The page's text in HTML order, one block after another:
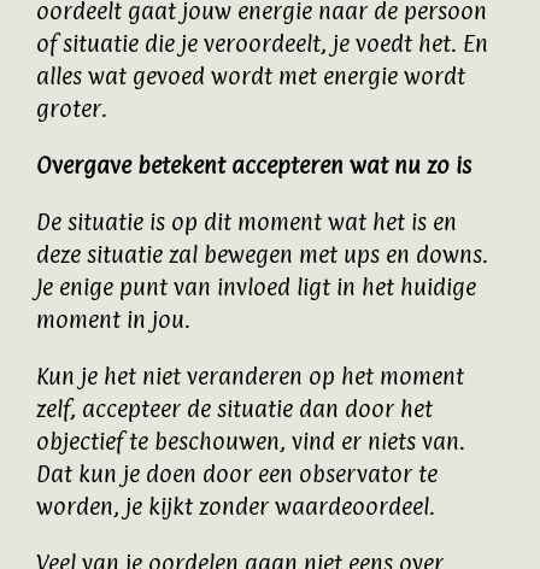
oordeelt gaat jouw energie naar de persoon
of situatie die je veroordeelt, je voedt het. En
alles wat gevoed wordt met energie wordt
groter.
Overgave betekent accepteren wat nu zo is
De situatie is op dit moment wat het is en
deze situatie zal bewegen met ups en downs.
Je enige punt van invloed ligt in het huidige
moment in jou.
Kun je het niet veranderen op het moment
zelf, accepteer de situatie dan door het
objectief te beschouwen, vind er niets van.
Dat kun je doen door een observator te
worden, je kijkt zonder waardeoordeel.
Veel van je oordelen gaan niet eens over